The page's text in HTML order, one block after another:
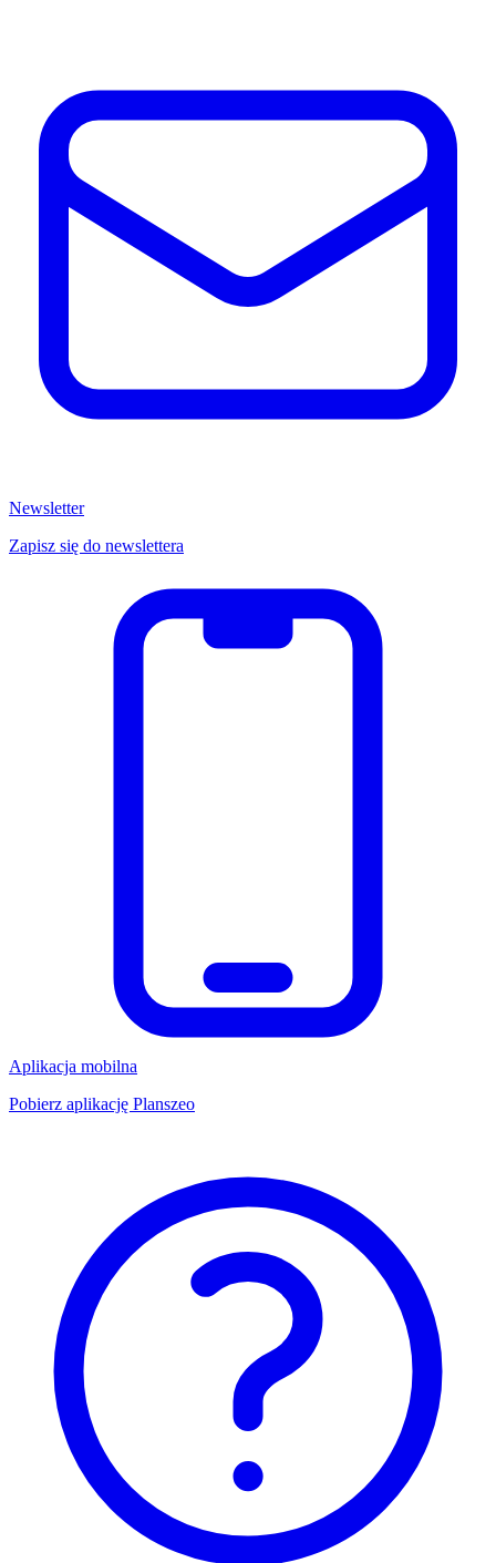
Newsletter
Zapisz się do newslettera
Aplikacja mobilna
Pobierz aplikację Planszeo